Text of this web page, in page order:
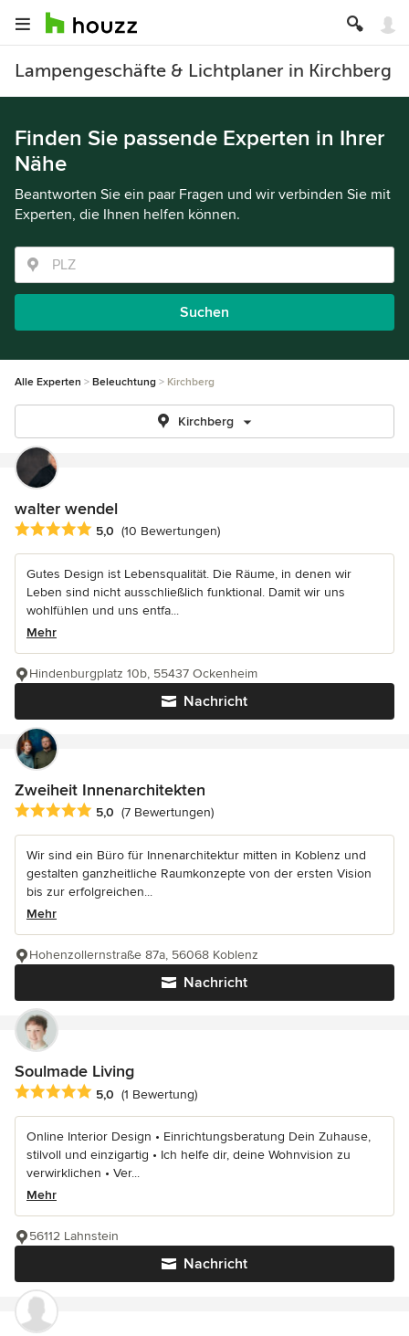
Lampengeschäfte & Lichtplaner in Kirchberg
Finden Sie passende Experten in Ihrer
Nähe
Beantworten Sie ein paar Fragen und wir verbinden Sie mit
Experten, die Ihnen helfen können.
Suchen
Alle Experten Beleuchtung Kirchberg
Kirchberg
walter wendel
Durchschnittliche Bewertung: 5 von 5 Sternen
5,0 (10 Bewertungen)
Gutes Design ist Lebensqualität. Die Räume, in denen wir
Leben sind nicht ausschließlich funktional. Damit wir uns
wohlfühlen und uns entfa...
Mehr
Nachricht
Hindenburgplatz 10b, 55437 Ockenheim
Zweiheit Innenarchitekten
Durchschnittliche Bewertung: 5 von 5 Sternen
5,0 (7 Bewertungen)
Wir sind ein Büro für Innenarchitektur mitten in Koblenz und
gestalten ganzheitliche Raumkonzepte von der ersten Vision
bis zur erfolgreichen...
Mehr
Nachricht
Hohenzollernstraße 87a, 56068 Koblenz
Soulmade Living
Durchschnittliche Bewertung: 5 von 5 Sternen
5,0 (1 Bewertung)
Online Interior Design • Einrichtungsberatung Dein Zuhause,
stilvoll und einzigartig • Ich helfe dir, deine Wohnvision zu
verwirklichen • Ver...
Mehr
Nachricht
56112 Lahnstein